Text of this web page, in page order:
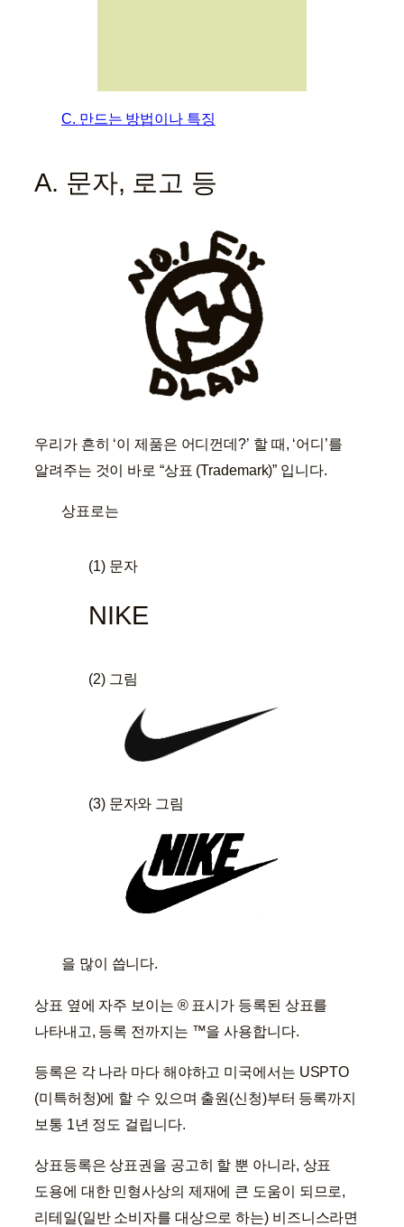
C. 만드는 방법이나 특징
A. 문자, 로고 등
우리가 흔히 ‘이 제품은 어디껀데?’ 할 때, ‘어디’를
알려주는 것이 바로 “상표 (Trademark)” 입니다.
상표로는
(1) 문자
NIKE
(2) 그림
(3) 문자와 그림
을 많이 씁니다.
상표 옆에 자주 보이는 ® 표시가 등록된 상표를
나타내고, 등록 전까지는 ™을 사용합니다.
등록은 각 나라 마다 해야하고 미국에서는 USPTO
(미특허청)에 할 수 있으며 출원(신청)부터 등록까지
보통 1년 정도 걸립니다.
상표등록은 상표권을 공고히 할 뿐 아니라, 상표
도용에 대한 민형사상의 제재에 큰 도움이 되므로,
리테일(일반 소비자를 대상으로 하는) 비즈니스라면